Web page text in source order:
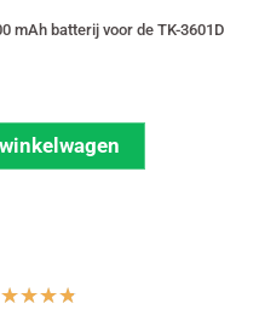
mAh batterij voor de TK-3601D
★★★★